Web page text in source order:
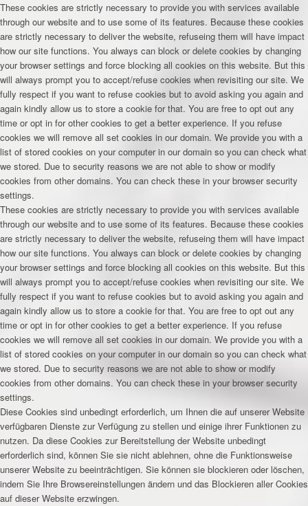
These cookies are strictly necessary to provide you with services available
through our website and to use some of its features. Because these cookies
are strictly necessary to deliver the website, refuseing them will have impact
how our site functions. You always can block or delete cookies by changing
your browser settings and force blocking all cookies on this website. But this
will always prompt you to accept/refuse cookies when revisiting our site. We
fully respect if you want to refuse cookies but to avoid asking you again and
again kindly allow us to store a cookie for that. You are free to opt out any
time or opt in for other cookies to get a better experience. If you refuse
cookies we will remove all set cookies in our domain. We provide you with a
list of stored cookies on your computer in our domain so you can check what
we stored. Due to security reasons we are not able to show or modify
cookies from other domains. You can check these in your browser security
settings.
These cookies are strictly necessary to provide you with services available
through our website and to use some of its features. Because these cookies
are strictly necessary to deliver the website, refuseing them will have impact
how our site functions. You always can block or delete cookies by changing
your browser settings and force blocking all cookies on this website. But this
will always prompt you to accept/refuse cookies when revisiting our site. We
fully respect if you want to refuse cookies but to avoid asking you again and
again kindly allow us to store a cookie for that. You are free to opt out any
time or opt in for other cookies to get a better experience. If you refuse
cookies we will remove all set cookies in our domain. We provide you with a
list of stored cookies on your computer in our domain so you can check what
we stored. Due to security reasons we are not able to show or modify
cookies from other domains. You can check these in your browser security
settings.
Diese Cookies sind unbedingt erforderlich, um Ihnen die auf unserer Website
verfügbaren Dienste zur Verfügung zu stellen und einige ihrer Funktionen zu
nutzen. Da diese Cookies zur Bereitstellung der Website unbedingt
erforderlich sind, können Sie sie nicht ablehnen, ohne die Funktionsweise
unserer Website zu beeinträchtigen. Sie können sie blockieren oder löschen,
indem Sie Ihre Browsereinstellungen ändern und das Blockieren aller Cookies
auf dieser Website erzwingen.